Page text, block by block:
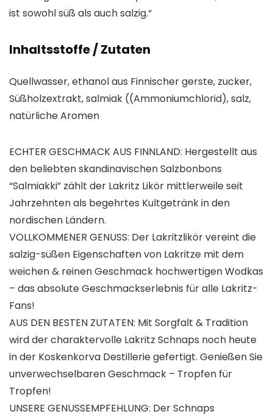
ist sowohl süß als auch salzig.“
Inhaltsstoffe / Zutaten
Quellwasser, ethanol aus Finnischer gerste, zucker,
Süßholzextrakt, salmiak ((Ammoniumchlorid), salz,
natürliche Aromen
ECHTER GESCHMACK AUS FINNLAND: Hergestellt aus
den beliebten skandinavischen Salzbonbons
“Salmiakki” zählt der Lakritz Likör mittlerweile seit
Jahrzehnten als begehrtes Kultgetränk in den
nordischen Ländern.
VOLLKOMMENER GENUSS: Der Lakritzlikör vereint die
salzig-süßen Eigenschaften von Lakritze mit dem
weichen & reinen Geschmack hochwertigen Wodkas
– das absolute Geschmackserlebnis für alle Lakritz-
Fans!
AUS DEN BESTEN ZUTATEN: Mit Sorgfalt & Tradition
wird der charaktervolle Lakritz Schnaps noch heute
in der Koskenkorva Destillerie gefertigt. Genießen Sie
unverwechselbaren Geschmack – Tropfen für
Tropfen!
UNSERE GENUSSEMPFEHLUNG: Der Schnaps